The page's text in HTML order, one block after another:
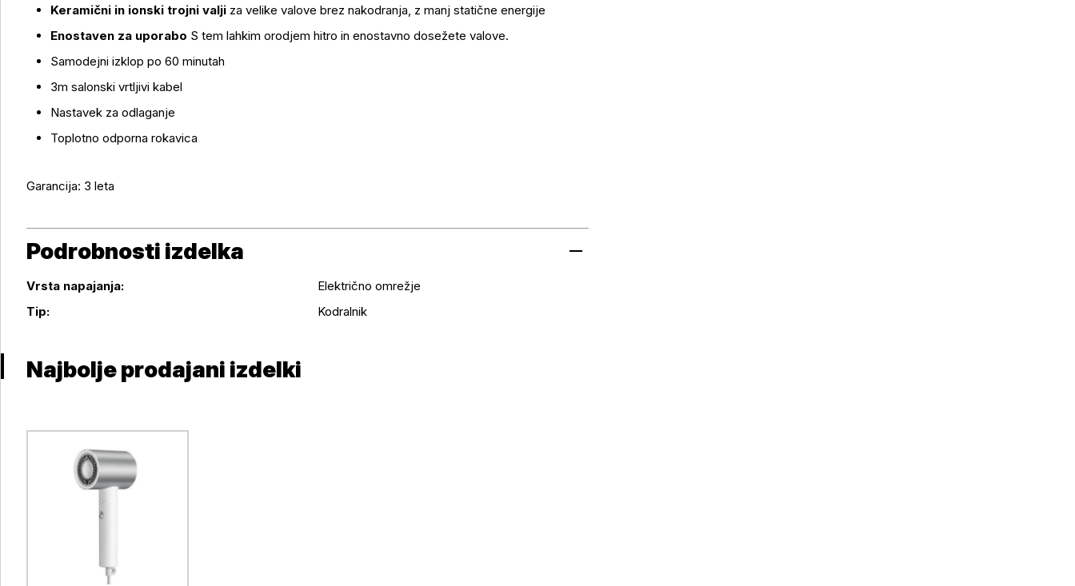
Keramični in ionski trojni valji za velike valove brez nakodranja, z manj statične energije
Enostaven za uporabo S tem lahkim orodjem hitro in enostavno dosežete valove.
Samodejni izklop po 60 minutah
3m salonski vrtljivi kabel
Nastavek za odlaganje
Toplotno odporna rokavica
Garancija: 3 leta
Podrobnosti izdelka
Podrobnosti izdelka
Vrsta napajanja:
Električno omrežje
Tip:
Kodralnik
Najbolje prodajani izdelki